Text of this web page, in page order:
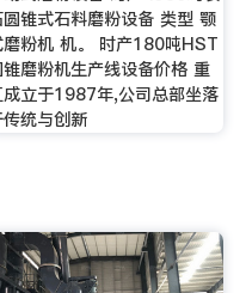
圆锥式石料磨粉设备 类型 颚
磨粉机 机。 时产180吨HST
锥磨粉机生产线设备价格 重
成立于1987年,公司总部坐落
传统与创新